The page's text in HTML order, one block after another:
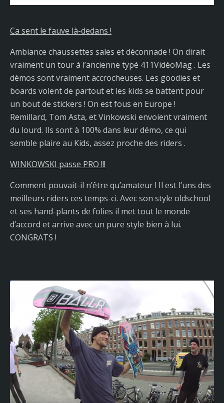
Ca sent le fauve là-dedans !
Ambiance chaussettes sales et déconnade ! On dirait
vraiment un tour à l’ancienne typé 411VidéoMag . Les
démos sont vraiment accrocheuses. Les goodies et
boards volent de partout et les kids se battent pour
un bout de stickers ! On est fous en Europe !
Remillard, Tom Asta, et Vinkowski envoient vraiment
du lourd. Ils sont à 100% dans leur démo, ce qui
semble plaire au Kids, assez proche des riders .
WINKOWSKI passe PRO !!!
Comment pouvait-il n’être qu’amateur ! Il est l’uns des
meilleurs riders ces temps-ci. Avec son style oldschool
et ses hand-plants de folies il met tout le monde
d’accord et arrive avec un pure style bien à lui.
CONGRATS !